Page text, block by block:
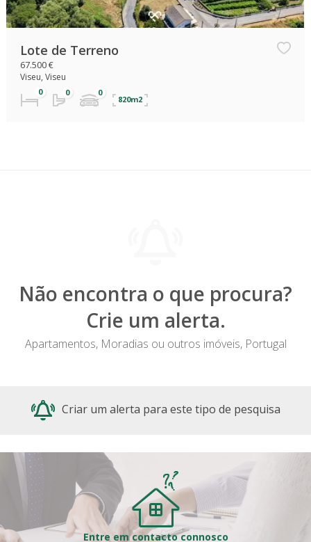
Lote de Terreno
67.500 €
Viseu, Viseu
820m2
Não encontra o que procura?
Crie um alerta.
Apartamentos, Moradias ou outros imóveis, Portugal
Criar um alerta para este tipo de pesquisa
Entre em contacto connosco